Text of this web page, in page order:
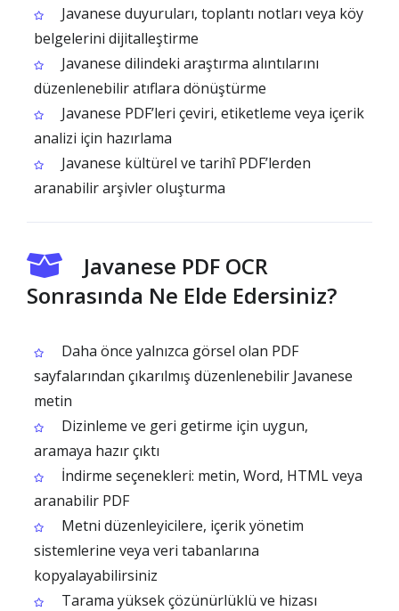
Javanese duyuruları, toplantı notları veya köy
belgelerini dijitalleştirme
Javanese dilindeki araştırma alıntılarını
düzenlenebilir atıflara dönüştürme
Javanese PDF’leri çeviri, etiketleme veya içerik
analizi için hazırlama
Javanese kültürel ve tarihî PDF’lerden
aranabilir arşivler oluşturma
Javanese PDF OCR
Sonrasında Ne Elde Edersiniz?
Daha önce yalnızca görsel olan PDF
sayfalarından çıkarılmış düzenlenebilir Javanese
metin
Dizinleme ve geri getirme için uygun,
aramaya hazır çıktı
İndirme seçenekleri: metin, Word, HTML veya
aranabilir PDF
Metni düzenleyicilere, içerik yönetim
sistemlerine veya veri tabanlarına
kopyalayabilirsiniz
Tarama yüksek çözünürlüklü ve hizası